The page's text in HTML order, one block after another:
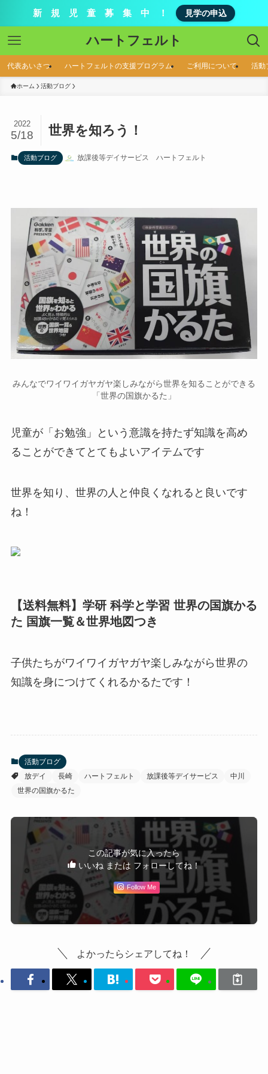
新 規 児 童 募 集 中 ！ 見学の申込
ハートフェルト
代表あいさつ ハートフェルトの支援プログラム ご利用について 活動
ホーム 活動ブログ
世界を知ろう！
2022
5/18
活動ブログ 放課後等デイサービス ハートフェルト
みんなでワイワイガヤガヤ楽しみながら世界を知ることができる
「世界の国旗かるた」
児童が「お勉強」という意識を持たず知識を高め
ることができてとてもよいアイテムです
世界を知り、世界の人と仲良くなれると良いです
ね！
【送料無料】学研 科学と学習 世界の国旗かる
た 国旗一覧＆世界地図つき
子供たちがワイワイガヤガヤ楽しみながら世界の
知識を身につけてくれるかるたです！
活動ブログ
放デイ
長崎 ハートフェルト 放課後等デイサービス
中川
世界の国旗かるた
この記事が気に入ったら
いいね または フォローしてね！
Follow Me
よかったらシェアしてね！